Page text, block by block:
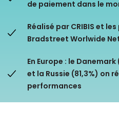
Notre groupe
Ressources
de paiement dans le
Réalisé par CRIBIS et
Bradstreet Worlwide
En Europe : le
et la Russie (81,3%) on
performances